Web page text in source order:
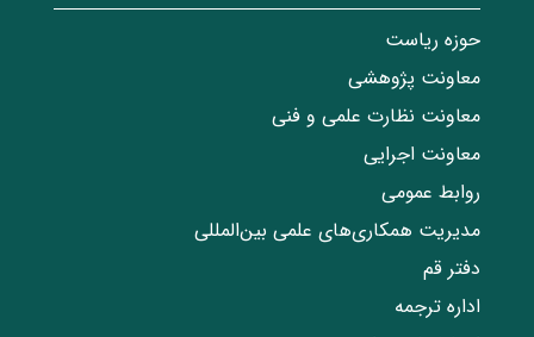
حوزه ریاست
معاونت پژوهشی
معاونت نظارت علمی و فنی
معاونت اجرایی
روابط عمومی
مدیریت همکاری‌های علمی بین‌المللی
دفتر قم
اداره ترجمه